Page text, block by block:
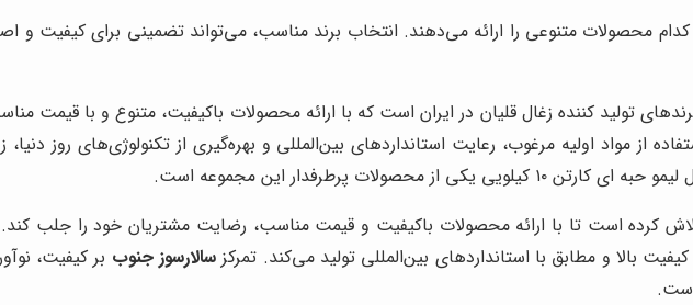
کدام محصولات متنوعی را ارائه می‌دهند. انتخاب برند مناسب، می‌تواند تضمینی برای کیفیت و
تولید کننده زغال قلیان در ایران است که با ارائه محصولات باکیفیت، متنوع و با قیمت
از مواد اولیه مرغوب، رعایت استانداردهای بین‌المللی و بهره‌گیری از تکنولوژی‌های روز
پرطرفدار این مجموعه است.
کرده است تا با ارائه محصولات باکیفیت و قیمت مناسب، رضایت مشتریان خود را جلب کند.
بالا و مطابق با استانداردهای بین‌المللی تولید می‌کند. تمرکزسالارسوز جنوب بر کیفیت،
است.